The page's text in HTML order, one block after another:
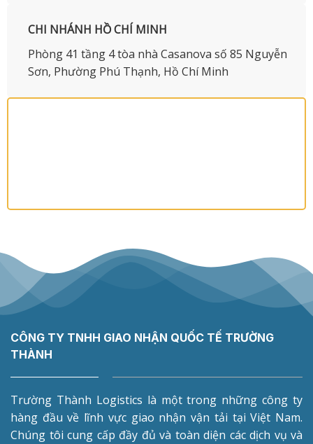
CHI NHÁNH HỒ CHÍ MINH
Phòng 41 tầng 4 tòa nhà Casanova số 85 Nguyễn
Sơn, Phường Phú Thạnh, Hồ Chí Minh
CÔNG TY TNHH GIAO NHẬN QUỐC TẾ TRƯỜNG
THÀNH
Trường Thành Logistics là một trong những công ty
hàng đầu về lĩnh vực giao nhận vận tải tại Việt Nam.
Chúng tôi cung cấp đầy đủ và toàn diện các dịch vụ và